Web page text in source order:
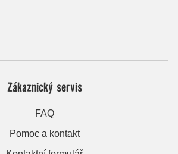
Zákaznický servis
FAQ
Pomoc a kontakt